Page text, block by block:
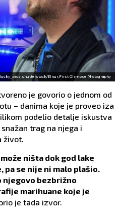
Elnur,First Glimpse Photography
je govorio o jednom od
– danima koje je proveo iza
podelio detalje iskustva
trag na njega i
život.
ništa dok god lake
pa se nije ni malo plašio.
njegovo bezbrižno
marihuane koje je
je tada izvor.